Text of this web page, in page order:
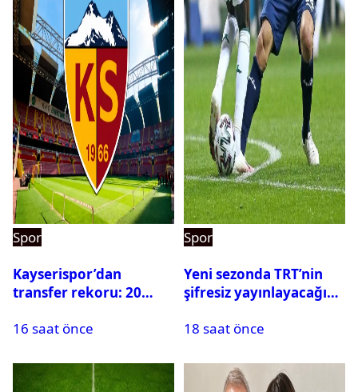
Spor
Kayserispor’dan
transfer rekoru: 20
16 saat önce
Spor
Yeni sezonda TRT’nin
şifresiz yayınlayacağı
18 saat önce